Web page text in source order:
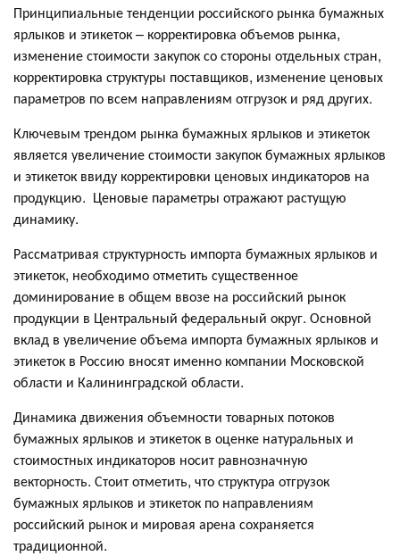
Принципиальные тенденции российского рынка бумажных
ярлыков и этикеток – корректировка объемов рынка,
изменение стоимости закупок со стороны отдельных стран,
корректировка структуры поставщиков, изменение ценовых
параметров по всем направлениям отгрузок и ряд других.
Ключевым трендом рынка бумажных ярлыков и этикеток
является увеличение стоимости закупок бумажных ярлыков
и этикеток ввиду корректировки ценовых индикаторов на
продукцию. Ценовые параметры отражают растущую
динамику.
Рассматривая структурность импорта бумажных ярлыков и
этикеток, необходимо отметить существенное
доминирование в общем ввозе на российский рынок
продукции в Центральный федеральный округ. Основной
вклад в увеличение объема импорта бумажных ярлыков и
этикеток в Россию вносят именно компании Московской
области и Калининградской области.
Динамика движения объемности товарных потоков
бумажных ярлыков и этикеток в оценке натуральных и
стоимостных индикаторов носит равнозначную
векторность. Стоит отметить, что структура отгрузок
бумажных ярлыков и этикеток по направлениям
российский рынок и мировая арена сохраняется
традиционной.